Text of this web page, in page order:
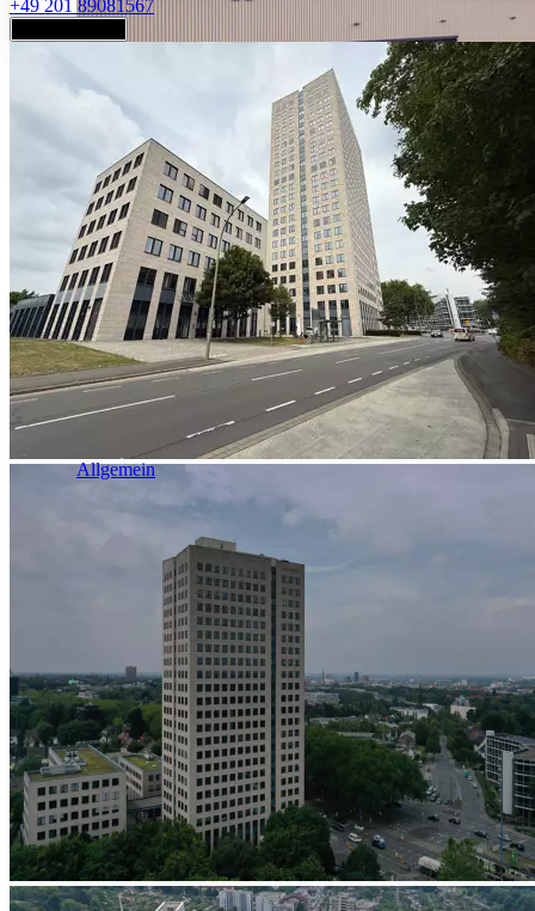
Industrie & Logistik
Allgemein
+49 201 89081567